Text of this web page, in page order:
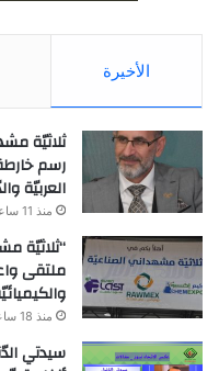
الأخيرة
ثلاثيّة
رسم
العربيّة
منذ 11 ساعة
“ثلاثيّة
ملتقى
منذ 18 ساعة
سيدتي